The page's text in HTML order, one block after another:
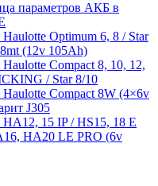
параметров АКБ в
Haulotte Optimum 6, 8 / Star
(12v 105Ah)
Haulotte Compact 8, 10, 12,
/ Star 8/10
Haulotte Compact 8W (4×6v
J305
HA12, 15 IP / HS15, 18 E
HA20 LE PRO (6v